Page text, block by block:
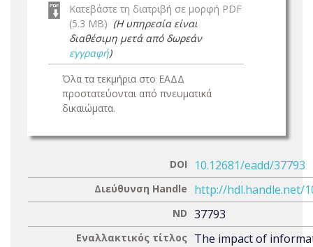
Κατεβάστε τη διατριβή σε μορφή PDF
(5.3 MB) (Η υπηρεσία είναι
διαθέσιμη μετά από δωρεάν
εγγραφή)
Όλα τα τεκμήρια στο ΕΑΔΔ
προστατεύονται από πνευματικά
δικαιώματα.
DOI 10.12681/eadd/37793
Διεύθυνση Handle http://hdl.handle.net/
ND 37793
Εναλλακτικός τίτλος The impact of